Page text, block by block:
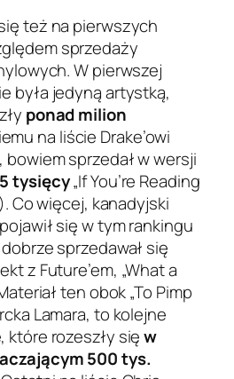
też na pierwszych
sprzedaży
W pierwszej
była jedyną artystką,
ponad milion
na liście Drake’owi
bowiem sprzedał w wersji
tysięcy„If You’re Reading
Co więcej, kanadyjski
się w tym rankingu
dobrze sprzedawał się
z Future’em, „What a
ten obok „To Pimp
Lamara, to kolejne
które rozeszły sięw
500 tys.